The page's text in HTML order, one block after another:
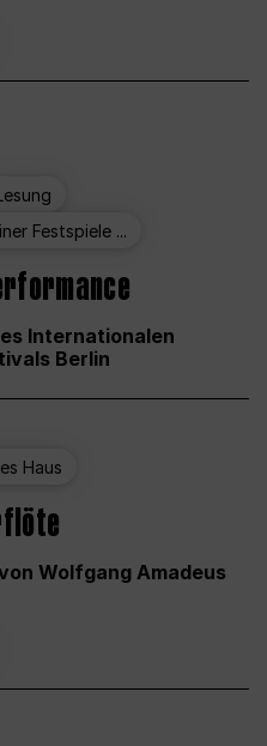
Festspiele ...
Internationalen
Berlin
Haus
Wolfgang Amadeus